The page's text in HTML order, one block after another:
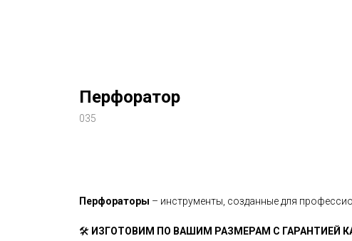
Перфоратор
035
Перфораторы – инструменты, созданные для
🛠️ ИЗГОТОВИМ ПО ВАШИМ РАЗМЕРАМ С ГАРАНТИЕЙ